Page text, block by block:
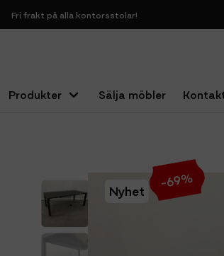
Fri frakt på alla kontorsstolar!
Produkter Sälja möbler
Hem Bord Konferensbord
Nyhet -69%